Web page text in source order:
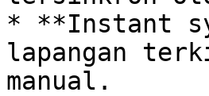
* **Instant
lapangan
manual.